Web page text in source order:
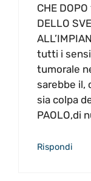
CHE
DELLO
tutti i
tumorale
sarebbe il,
sia colpa
PAOLO,di
Rispondi